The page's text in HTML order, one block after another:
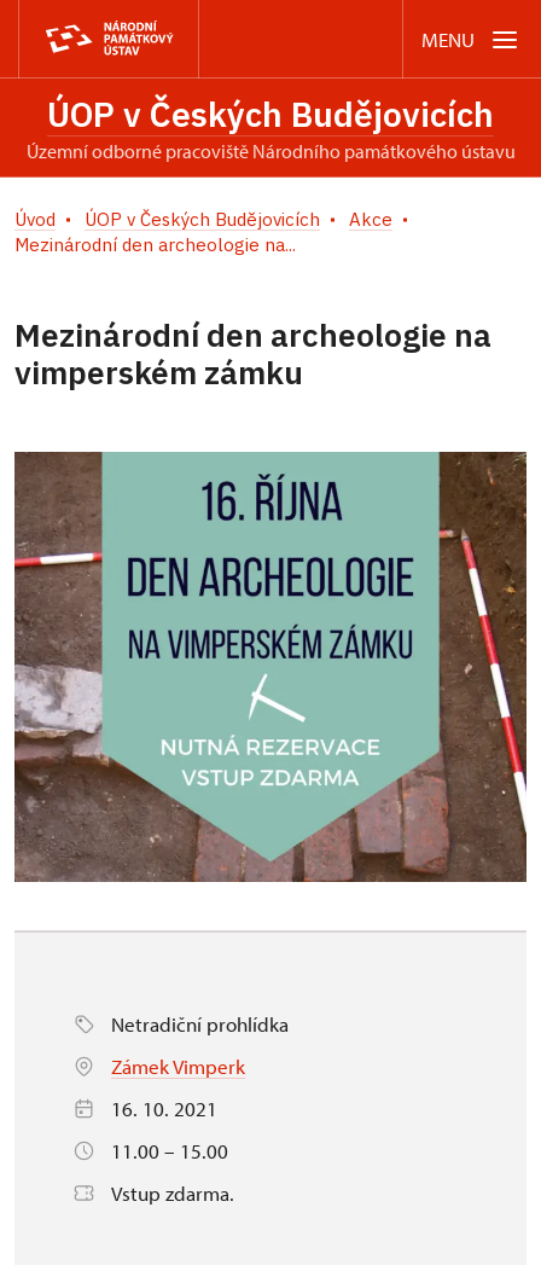
MENU
ÚOP v Českých Budějovicích
územní odborné pracoviště Národního památkového ústavu
Úvod ÚOP v Českých Budějovicích
Akce
Mezinárodní den archeologie na...
Mezinárodní den archeologie na
vimperském zámku
Netradiční prohlídka
Zámek Vimperk
16. 10. 2021
11.00 – 15.00
Vstup zdarma.